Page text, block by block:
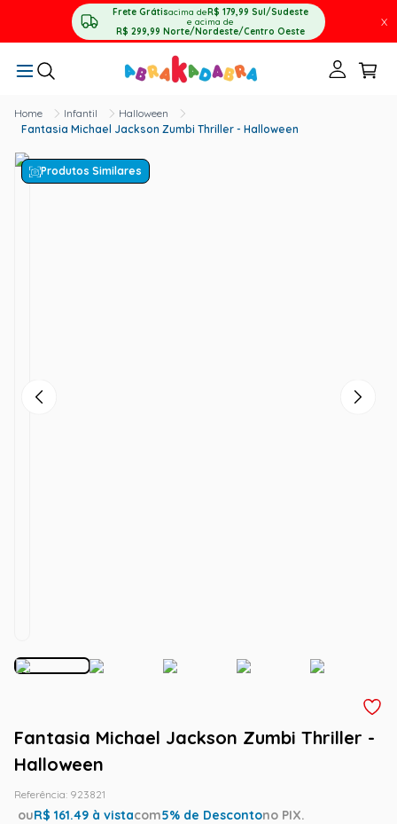
Frete Grátisacima deR$ 179,99 Sul/Sudeste
e acima de
R$ 299,99 Norte/Nordeste/Centro Oeste
X
Infantil
Halloween
Fantasia Michael Jackson Zumbi Thriller - Halloween
Produtos Similares
Fantasia Michael Jackson Zumbi Thriller -
Halloween
Referência: 923821
ouR$ 161.49 à vistacom5% de Descontono PIX.